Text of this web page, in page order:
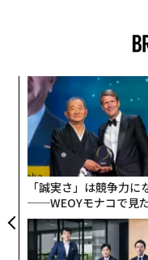
「NYT Connections」本日
タグ：
キャリア/キャリ
調査/調査結果
「誠実さ」は競争力に
──WEOYモナコで見
ら寿司の経営哲学